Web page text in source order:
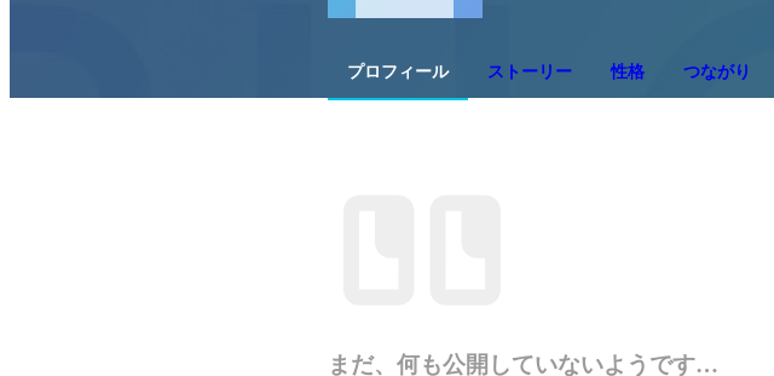
プロフィール ストーリー 性格 つながり
まだ、何も公開していないようです…